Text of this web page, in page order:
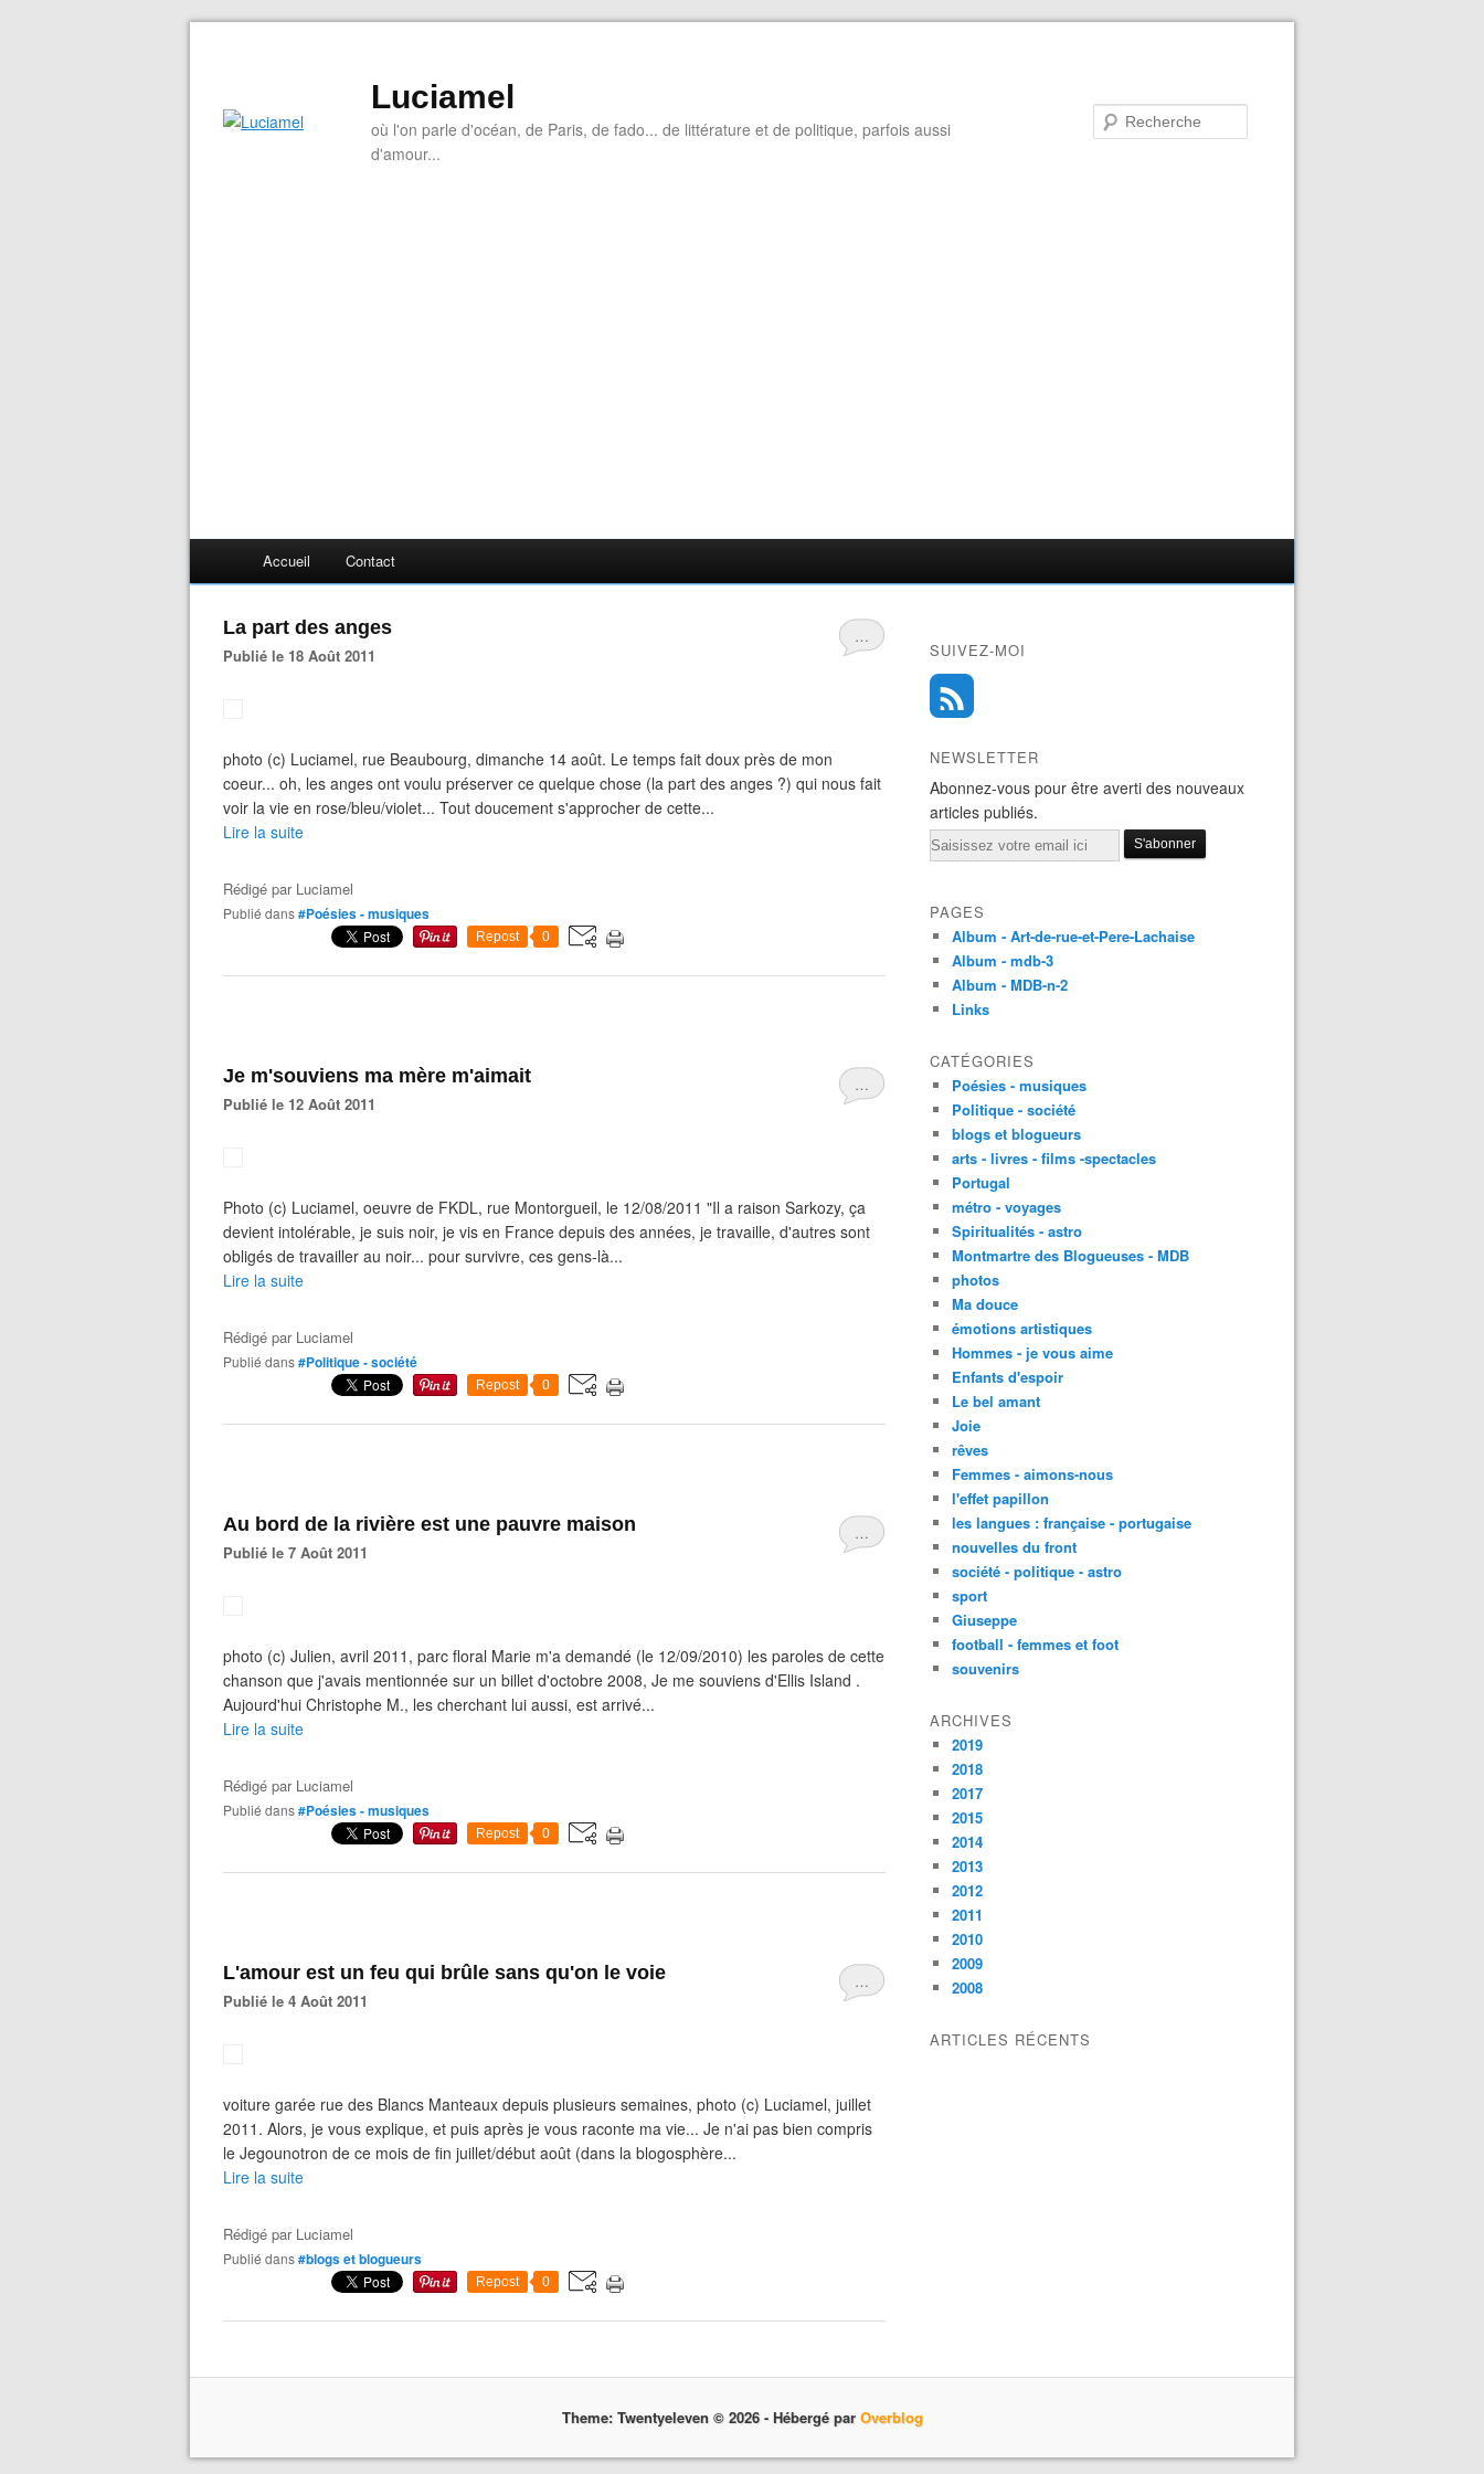
Luciamel
où l'on parle d'océan, de Paris, de fado... de littérature et de politique, parfois aussi
d'amour...
Accueil Contact
…
La part des anges
Publié le 18 Août 2011
photo (c) Luciamel, rue Beaubourg, dimanche 14 août. Le temps fait doux près de mon
coeur... oh, les anges ont voulu préserver ce quelque chose (la part des anges ?) qui nous fait
voir la vie en rose/bleu/violet... Tout doucement s'approcher de cette...
Lire la suite
Rédigé par Luciamel
Publié dans#Poésies - musiques
Repost 0
…
Je m'souviens ma mère m'aimait
Publié le 12 Août 2011
Photo (c) Luciamel, oeuvre de FKDL, rue Montorgueil, le 12/08/2011 "Il a raison Sarkozy, ça
devient intolérable, je suis noir, je vis en France depuis des années, je travaille, d'autres sont
obligés de travailler au noir... pour survivre, ces gens-là...
Lire la suite
Rédigé par Luciamel
Publié dans#Politique - société
Repost 0
…
Au bord de la rivière est une pauvre maison
Publié le 7 Août 2011
photo (c) Julien, avril 2011, parc floral Marie m'a demandé (le 12/09/2010) les paroles de cette
chanson que j'avais mentionnée sur un billet d'octobre 2008, Je me souviens d'Ellis Island .
Aujourd'hui Christophe M., les cherchant lui aussi, est arrivé...
Lire la suite
Rédigé par Luciamel
Publié dans#Poésies - musiques
Repost 0
…
L'amour est un feu qui brûle sans qu'on le voie
Publié le 4 Août 2011
voiture garée rue des Blancs Manteaux depuis plusieurs semaines, photo (c) Luciamel, juillet
2011. Alors, je vous explique, et puis après je vous raconte ma vie... Je n'ai pas bien compris
le Jegounotron de ce mois de fin juillet/début août (dans la blogosphère...
Lire la suite
Rédigé par Luciamel
Publié dans#blogs et blogueurs
Repost 0
SUIVEZ-MOI
NEWSLETTER
Abonnez-vous pour être averti des nouveaux
articles publiés.
Email
PAGES
Album - Art-de-rue-et-Pere-Lachaise
Album - mdb-3
Album - MDB-n-2
Links
CATÉGORIES
Poésies - musiques
Politique - société
blogs et blogueurs
arts - livres - films -spectacles
Portugal
métro - voyages
Spiritualités - astro
Montmartre des Blogueuses - MDB
photos
Ma douce
émotions artistiques
Hommes - je vous aime
Enfants d'espoir
Le bel amant
Joie
rêves
Femmes - aimons-nous
l'effet papillon
les langues : française - portugaise
nouvelles du front
société - politique - astro
sport
Giuseppe
football - femmes et foot
souvenirs
ARCHIVES
2019
2018
2017
2015
2014
2013
2012
2011
2010
2009
2008
ARTICLES RÉCENTS
Theme: Twentyeleven © 2026 - Hébergé par Overblog